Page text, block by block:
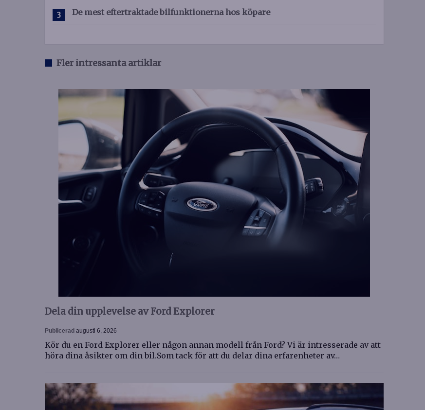
De mest eftertraktade bilfunktionerna hos köpare
Fler intressanta artiklar
Dela din upplevelse av Ford Explorer
Publicerad augusti 6, 2026
Kör du en Ford Explorer eller någon annan modell från Ford? Vi är intresserade av att
höra dina åsikter om din bil.Som tack för att du delar dina erfarenheter av…